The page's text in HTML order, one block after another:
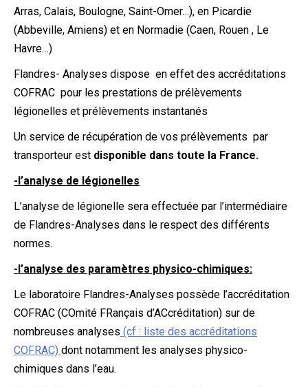
Arras, Calais, Boulogne, Saint-Omer…), en Picardie
(Abbeville, Amiens) et en Normadie (Caen, Rouen , Le
Havre…)
Flandres- Analyses dispose en effet des accréditations
COFRAC pour les prestations de prélèvements
légionelles et prélèvements instantanés
Un service de récupération de vos prélèvements par
transporteur est disponible dans toute la France.
-l’analyse de légionelles
L’analyse de légionelle sera effectuée par l’intermédiaire
de Flandres-Analyses dans le respect des différents
normes.
-l’analyse des paramètres physico-chimiques:
Le laboratoire Flandres-Analyses possède l’accréditation
COFRAC (COmité FRançais d’ACcréditation) sur de
nombreuses analyses (cf : liste des accréditations
COFRAC) dont notamment les analyses physico-
chimiques dans l’eau.